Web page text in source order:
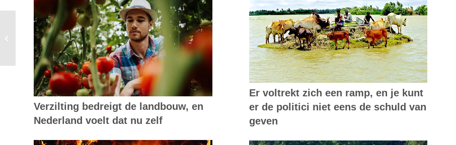
Verzilting bedreigt de landbouw, en
Nederland voelt dat nu zelf
Er voltrekt zich een ramp, en je kunt
er de politici niet eens de schuld van
geven
Klimaatraad:
klimaatneutraal moet al
in 2040